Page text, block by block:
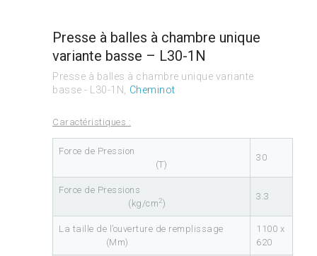
Presse à balles à chambre unique
variante basse – L30-1N
Presse à balles à chambre unique variante
basse - L30-1N
Cheminot
Caractéristiques :
Force de Pression
(T)
30
Force de Pressions
(kg/cm2)
3.3
La taille de l’ouverture de remplissage
(Mm)
1100 x
620